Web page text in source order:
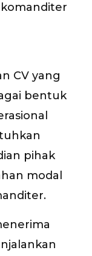
CV yang
bentuk
pihak
modal